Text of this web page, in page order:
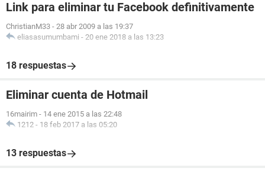
Link para eliminar tu Facebook definitivamente
ChristianM33 - 28 abr 2009 a las 19:37
eliasasumumbami - 20 ene 2018 a las 13:23
18 respuestas
Eliminar cuenta de Hotmail
16mairim - 14 ene 2015 a las 22:48
1212 - 18 feb 2017 a las 05:20
13 respuestas